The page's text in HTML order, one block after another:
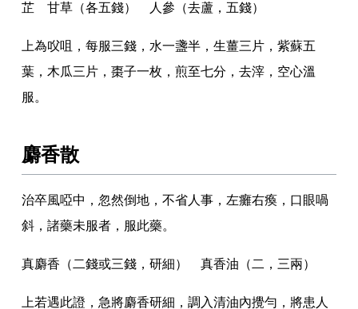
芷 甘草（各五錢） 人參（去蘆 ， 五錢）
上為㕮咀 ，每服三錢 ， 水一盞半 ，生薑三片 ，紫蘇五
葉 ， 木瓜三片 ，棗子一枚 ，煎至七分 ，去滓 ， 空心溫
服 。
麝香散
治卒風啞中 ， 忽然倒地 ，不省人事 ， 左癱右瘓 ， 口眼喎
斜 ，諸藥未服者 ， 服此藥。
真麝香（二錢或三錢 ，研細） 真香油（二 ， 三兩）
上若遇此證 ， 急將麝香研細 ，調入清油內攪勻 ， 將患人